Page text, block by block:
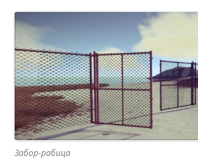
Забор-рабица